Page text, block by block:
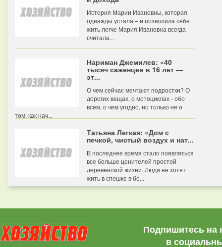
История Марии Ивановны, которая
однажды устала – и позволила себе
жить легче Мария Ивановна всегда
считала...
Нариман Джемилев: «40
тысяч саженцев в 16 лет —
эт...
О чем сейчас мечтают подростки? О
дорогих вещах, о мотоциклах - обо
всем, о чем угодно, но только не о
том, как нач...
Татьяна Легкая: «Дом с
печкой, чистый воздух и нат...
В последнее время стало появляться
все больше ценителей простой
деревенской жизни. Люди не хотят
жить в спешке в бо...
Подпишитесь на
в